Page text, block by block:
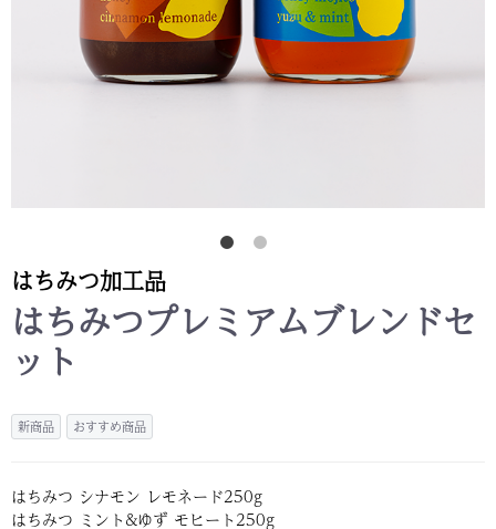
はちみつ加工品
はちみつプレミアムブレンドセ
ット
新商品 おすすめ商品
はちみつ シナモン レモネード250g
はちみつ ミント&ゆず モヒート250g